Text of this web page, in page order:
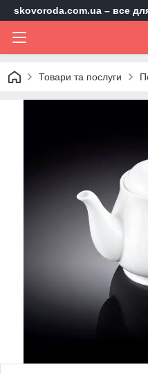
skovoroda.com.ua – все
Товари та послуги